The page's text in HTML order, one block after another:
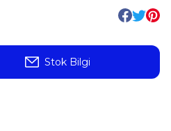
Stok Bilgi